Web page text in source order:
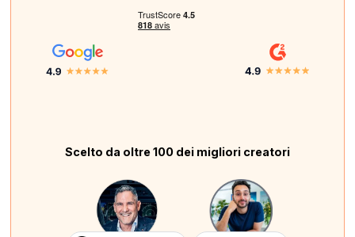
Scelto da oltre 100 dei migliori creatori